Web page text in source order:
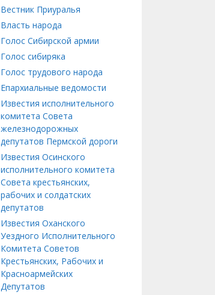
Вестник Приуралья
Власть народа
Голос Сибирской армии
Голос сибиряка
Голос трудового народа
Епархиальные ведомости
Известия исполнительного
комитета Совета
железнодорожных
депутатов Пермской дороги
Известия Осинского
исполнительного комитета
Совета крестьянских,
рабочих и солдатских
депутатов
Известия Оханского
Уездного Исполнительного
Комитета Советов
Крестьянских, Рабочих и
Красноармейских
Депутатов